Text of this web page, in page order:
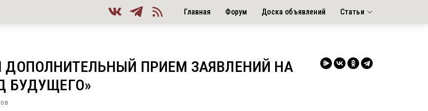
Главная Форум Доска объявлений Статьи
ДОПОЛНИТЕЛЬНЫЙ ПРИЕМ ЗАЯВЛЕНИЙ НА
БУДУЩЕГО»